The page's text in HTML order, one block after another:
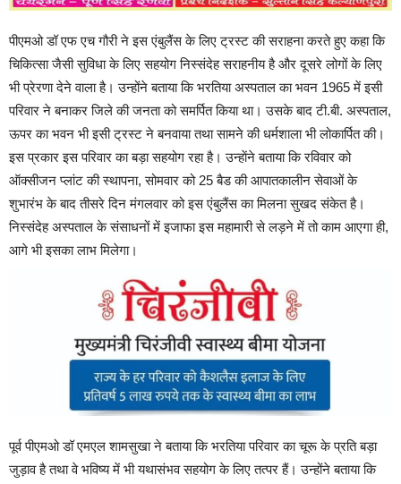
पीएमओ डॉ एफ एच गौरी ने इस एंबुलैंस के लिए ट्रस्ट की सराहना करते हुए कहा कि
चिकित्सा जैसी सुविधा के लिए सहयोग निस्संदेह सराहनीय है और दूसरे लोगों के लिए
भी प्रेरणा देने वाला है। उन्होंने बताया कि भरतिया अस्पताल का भवन 1965 में इसी
परिवार ने बनाकर जिले की जनता को समर्पित किया था। उसके बाद टी.बी. अस्पताल,
ऊपर का भवन भी इसी ट्रस्ट ने बनवाया तथा सामने की धर्मशाला भी लोकार्पित की।
इस प्रकार इस परिवार का बड़ा सहयोग रहा है। उन्हाेंने बताया कि रविवार को
ऑक्सीजन प्लांट की स्थापना, सोमवार को 25 बैड की आपातकालीन सेवाओं के
शुभारंभ के बाद तीसरे दिन मंगलवार को इस एंबुलैंस का मिलना सुखद संकेत है।
निस्संदेह अस्पताल के संसाधनों में इजाफा इस महामारी से लड़ने में तो काम आएगा ही,
आगे भी इसका लाभ मिलेगा।
पूर्व पीएमओ डॉ एमएल शामसुखा ने बताया कि भरतिया परिवार का चूरू के प्रति बड़ा
जुड़ाव है तथा वे भविष्य में भी यथासंभव सहयोग के लिए तत्पर हैं। उन्होंने बताया कि